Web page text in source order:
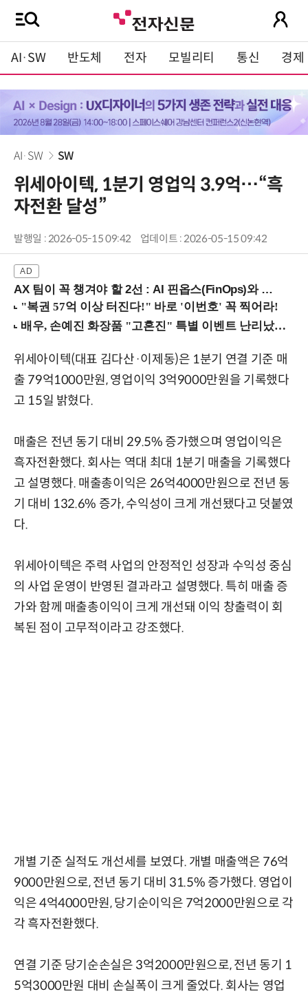
AI·SW 반도체 전자 모빌리티 통신 경제
AI·SW SW
위세아이텍, 1분기 영업익 3.9억…“흑
자전환 달성”
발행일 : 2026-05-15 09:42 업데이트 : 2026-05-15 09:42
AX 팀이 꼭 챙겨야 할 2선 : AI 핀옵스(FinOps)와 토큰 거버넌스 (8/21 잠실역)
위세아이텍(대표 김다산·이제동)은 1분기 연결 기준 매
출 79억1000만원, 영업이익 3억9000만원을 기록했다
고 15일 밝혔다.
매출은 전년 동기 대비 29.5% 증가했으며 영업이익은
흑자전환했다. 회사는 역대 최대 1분기 매출을 기록했다
고 설명했다. 매출총이익은 26억4000만원으로 전년 동
기 대비 132.6% 증가, 수익성이 크게 개선됐다고 덧붙였
다.
위세아이텍은 주력 사업의 안정적인 성장과 수익성 중심
의 사업 운영이 반영된 결과라고 설명했다. 특히 매출 증
가와 함께 매출총이익이 크게 개선돼 이익 창출력이 회
복된 점이 고무적이라고 강조했다.
개별 기준 실적도 개선세를 보였다. 개별 매출액은 76억
9000만원으로, 전년 동기 대비 31.5% 증가했다. 영업이
익은 4억4000만원, 당기순이익은 7억2000만원으로 각
각 흑자전환했다.
연결 기준 당기순손실은 3억2000만원으로, 전년 동기 1
5억3000만원 대비 손실폭이 크게 줄었다. 회사는 영업